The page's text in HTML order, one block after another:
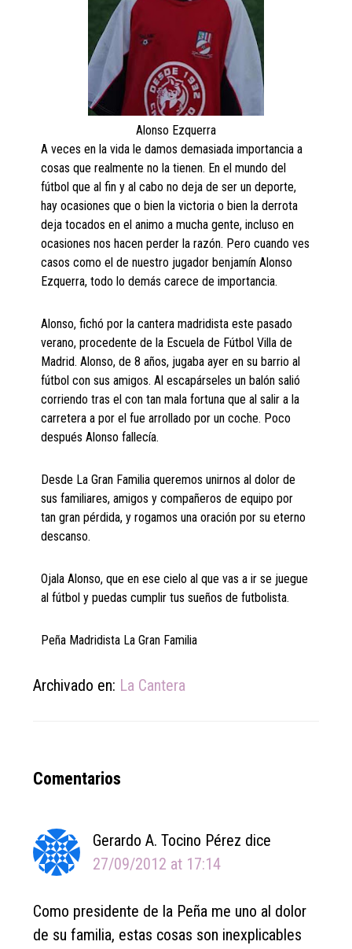
Alonso Ezquerra
A veces en la vida le damos demasiada importancia a
cosas que realmente no la tienen. En el mundo del
fútbol que al fin y al cabo no deja de ser un deporte,
hay ocasiones que o bien la victoria o bien la derrota
deja tocados en el animo a mucha gente, incluso en
ocasiones nos hacen perder la razón. Pero cuando ves
casos como el de nuestro jugador benjamín Alonso
Ezquerra, todo lo demás carece de importancia.
Alonso, fichó por la cantera madridista este pasado
verano, procedente de la Escuela de Fútbol Villa de
Madrid. Alonso, de 8 años, jugaba ayer en su barrio al
fútbol con sus amigos. Al escapárseles un balón salió
corriendo tras el con tan mala fortuna que al salir a la
carretera a por el fue arrollado por un coche. Poco
después Alonso fallecía.
Desde La Gran Familia queremos unirnos al dolor de
sus familiares, amigos y compañeros de equipo por
tan gran pérdida, y rogamos una oración por su eterno
descanso.
Ojala Alonso, que en ese cielo al que vas a ir se juegue
al fútbol y puedas cumplir tus sueños de futbolista.
Peña Madridista La Gran Familia
Archivado en: La Cantera
Reader
Comentarios
Gerardo A. Tocino Pérez dice
27/09/2012 at 17:14
Como presidente de la Peña me uno al dolor
de su familia, estas cosas son inexplicables